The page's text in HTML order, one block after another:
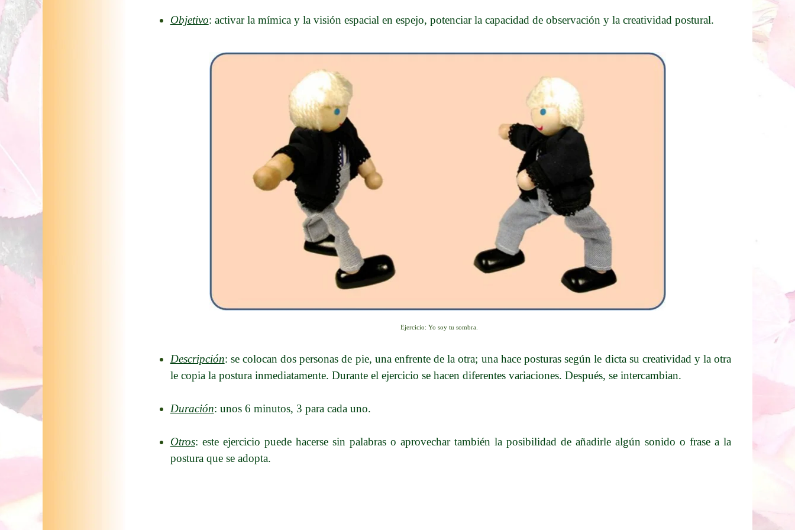
Objetivo: activar la mímica y la visión espacial en espejo, potenciar la capacidad de observación y la creatividad postural.
Ejercicio: Yo soy tu sombra.
Descripción: se colocan dos personas de pie, una enfrente de la otra; una hace posturas según le dicta su creatividad y la otra
le copia la postura inmediatamente. Durante el ejercicio se hacen diferentes variaciones. Después, se intercambian.
Duración: unos 6 minutos, 3 para cada uno.
Otros: este ejercicio puede hacerse sin palabras o aprovechar también la posibilidad de añadirle algún sonido o frase a la
postura que se adopta.